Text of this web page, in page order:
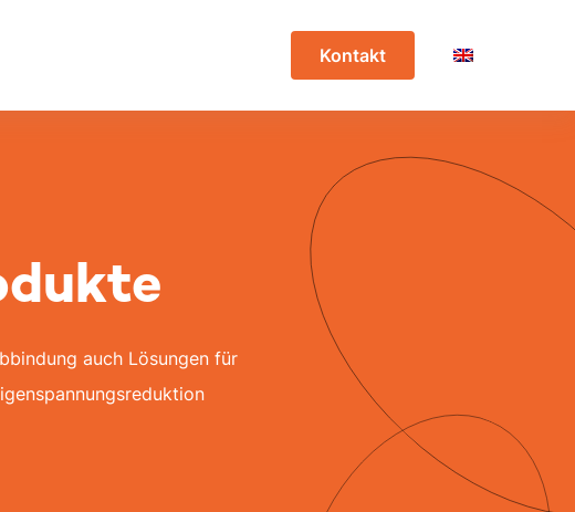
Kontakt
auch Lösungen für